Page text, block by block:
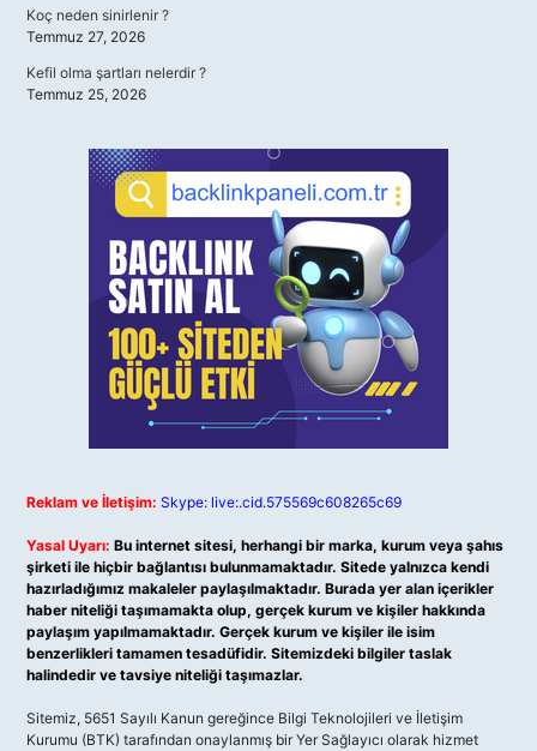
Koç neden sinirlenir ?
Temmuz 27, 2026
Kefil olma şartları nelerdir ?
Temmuz 25, 2026
Reklam ve İletişim: Skype: live:.cid.575569c608265c69
Yasal Uyarı: Bu internet sitesi, herhangi bir marka, kurum veya şahıs
şirketi ile hiçbir bağlantısı bulunmamaktadır. Sitede yalnızca kendi
hazırladığımız makaleler paylaşılmaktadır. Burada yer alan içerikler
haber niteliği taşımamakta olup, gerçek kurum ve kişiler hakkında
paylaşım yapılmamaktadır. Gerçek kurum ve kişiler ile isim
benzerlikleri tamamen tesadüfidir. Sitemizdeki bilgiler taslak
halindedir ve tavsiye niteliği taşımazlar.
Sitemiz, 5651 Sayılı Kanun gereğince Bilgi Teknolojileri ve İletişim
Kurumu (BTK) tarafından onaylanmış bir Yer Sağlayıcı olarak hizmet